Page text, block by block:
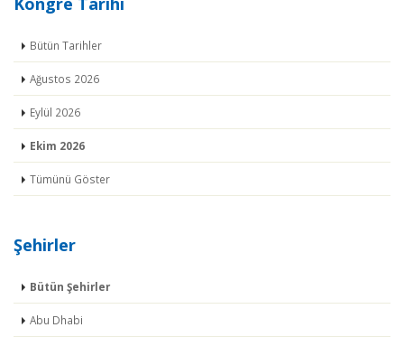
Bütün Tarihler
Ağustos 2026
Eylül 2026
Ekim 2026
Tümünü Göster
Şehirler
Bütün Şehirler
Abu Dhabi